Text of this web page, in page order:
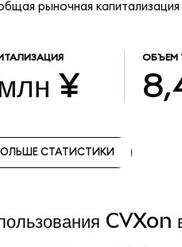
рыночная
¥
ОБЪЕМ
СТАТИСТИКИ